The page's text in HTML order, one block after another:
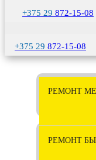
+375 29 872-15-08
+375 29 872-15-08
РЕМОНТ
РЕМОНТ